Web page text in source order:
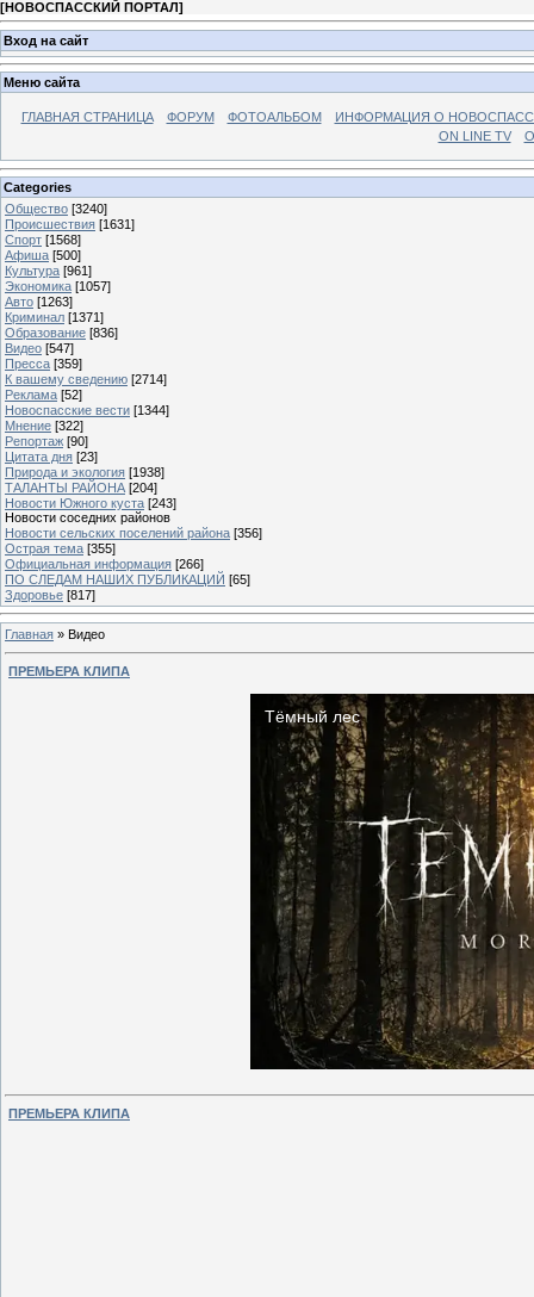
[НОВОСПАССКИЙ ПОРТАЛ]
Вход на сайт
Меню сайта
ГЛАВНАЯ СТРАНИЦА ФОРУМ ФОТОАЛЬБОМ
ИНФОРМАЦИЯ О
ON LINE TV
Categories
Общество [3240]
Происшествия [1631]
Спорт [1568]
Афиша [500]
Культура [961]
Экономика [1057]
Авто [1263]
Криминал [1371]
Образование [836]
Видео [547]
Пресса [359]
К вашему сведению [2714]
Реклама [52]
Новоспасские вести [1344]
Мнение [322]
Репортаж [90]
Цитата дня [23]
Природа и экология [1938]
ТАЛАНТЫ РАЙОНА [204]
Новости Южного куста [243]
Новости соседних районов
Новости сельских поселений района [356]
Острая тема [355]
Официальная информация [266]
ПО СЛЕДАМ НАШИХ ПУБЛИКАЦИЙ [65]
Здоровье [817]
Главная » Видео
ПРЕМЬЕРА КЛИПА
ПРЕМЬЕРА КЛИПА